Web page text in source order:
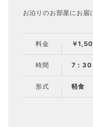
お泊りのお部屋にお届
料金 ￥
時間 7：30
形式 軽食